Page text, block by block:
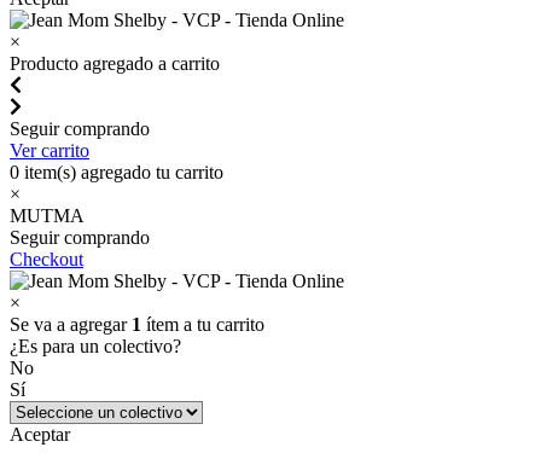
×
Producto agregado a carrito
Seguir comprando
Ver carrito
0 item(s) agregado tu carrito
×
MUTMA
Seguir comprando
Checkout
×
Se va a agregar 1 ítem a tu carrito
¿Es para un colectivo?
No
Sí
Aceptar